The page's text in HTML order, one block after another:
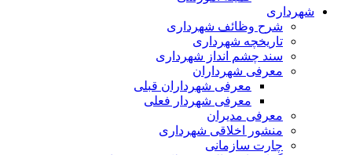
شهرداری
شرح وظائف شهرداری
تاریخچه شهرداری
سند چشم انداز شهرداری
معرفی شهرداران
معرفی شهرداران قبلی
معرفی شهردار فعلی
معرفی مدیران
منشور اخلاقی شهرداری
چارت سازمانی